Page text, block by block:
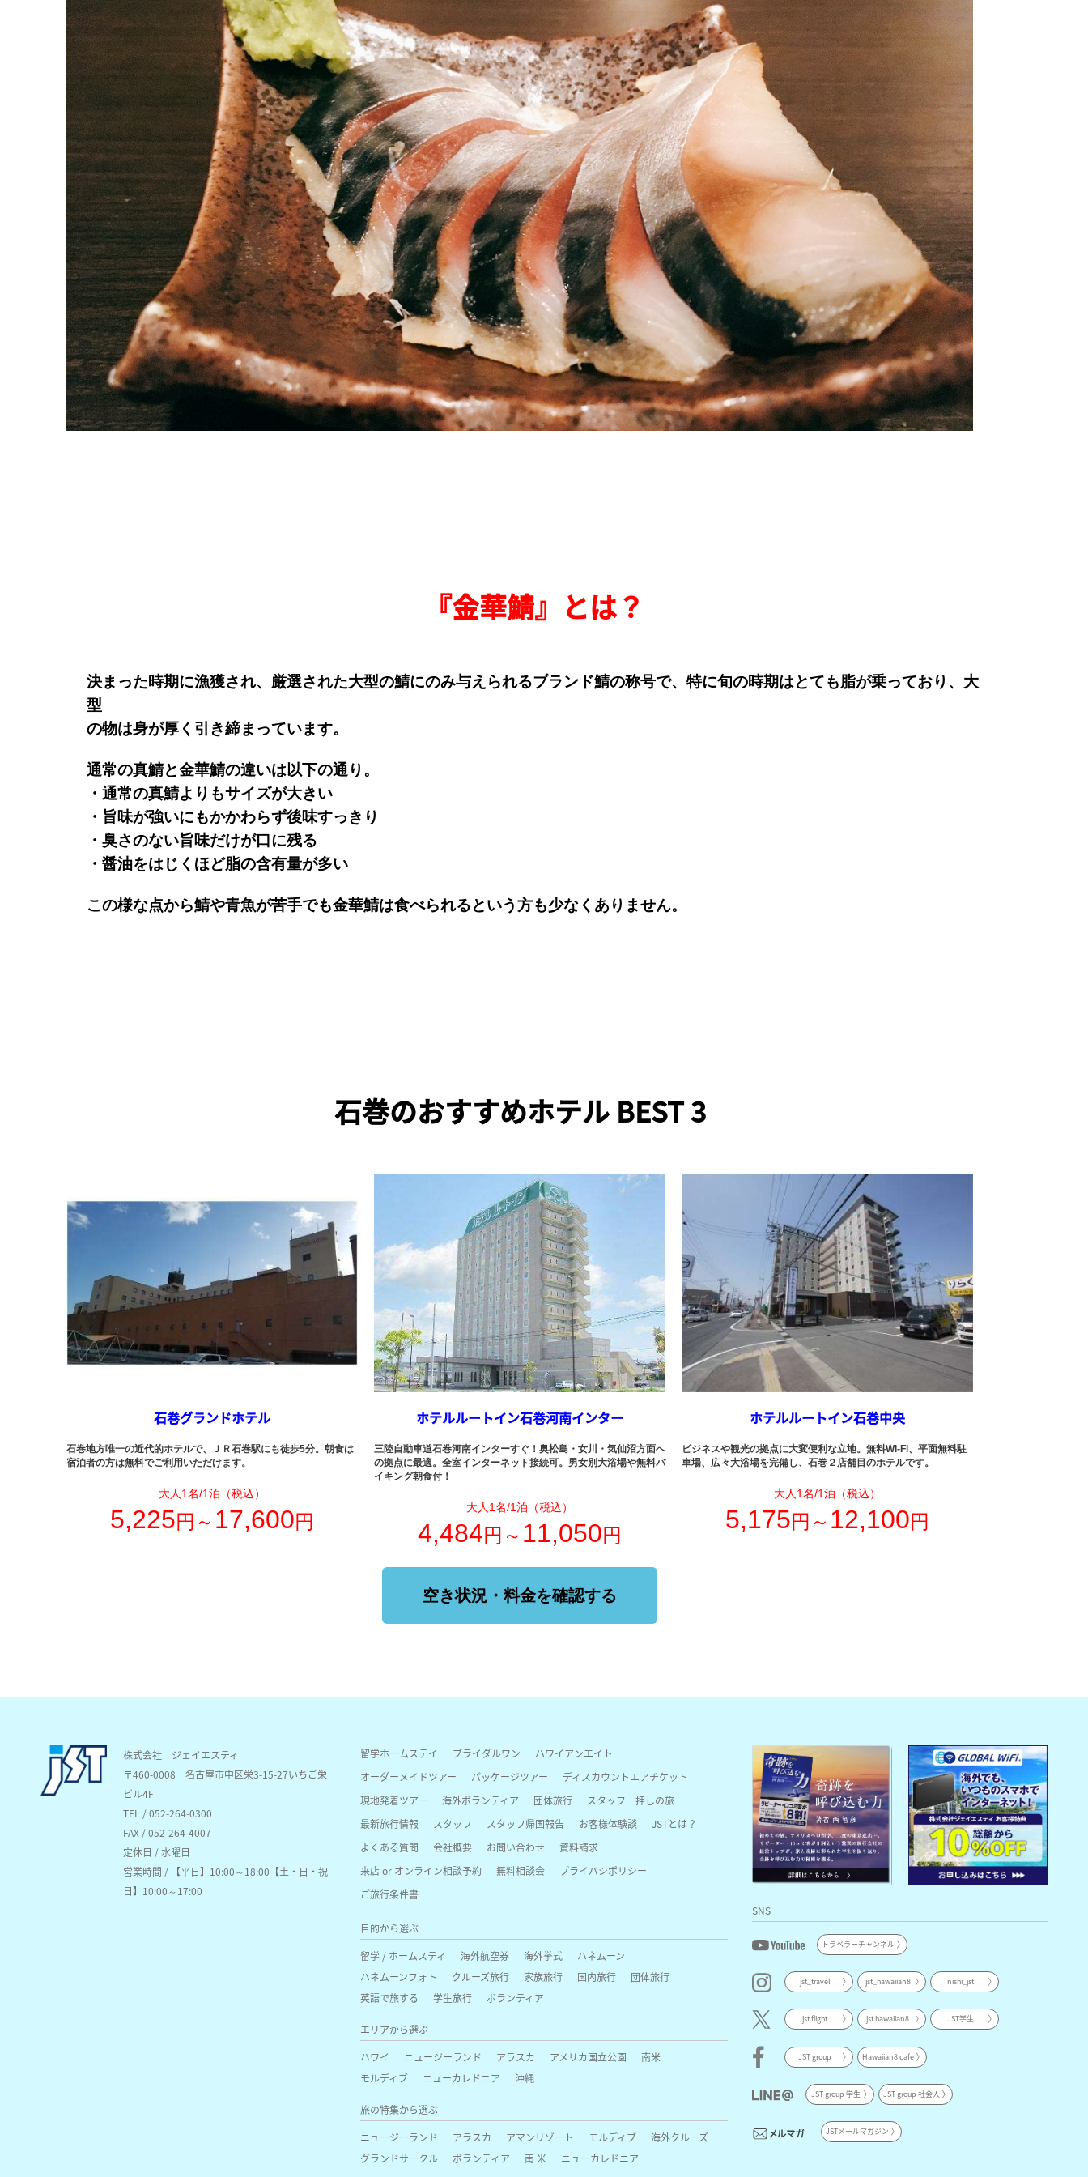
『金華鯖』とは？
決まった時期に漁獲され、 厳選された大型の鯖にのみ与えられるブランド鯖の称号で、特に旬の時期はとても脂が乗っており 、大
型
の物は身が厚く引き締まっています。
通常の真鯖と金華鯖の違いは以下の通り。
・通常の真鯖よりもサイズが大きい
・旨味が強いにもかかわらず後味すっきり
・臭さのない旨味だけが口に残る
・醤油をはじくほど脂の含有量が多い
この様な点から鯖や青魚が苦手でも金華鯖は食べられるという方も少なくありません。
石巻のおすすめホテル BEST 3
石巻グランドホテル
石巻地方唯一の近代的ホテルで、ＪＲ石巻駅にも徒歩5分。朝食は
宿泊者の方は無料でご利用いただけます。
大人1名/1泊（税込）
5,225円～ 17,600円
ホテルルートイン石巻河南インター
三陸自動車道石巻河南インターすぐ！奥松島・女川・気仙沼方面へ
の拠点に最適。全室インターネット接続可。男女別大浴場や無料バ
イキング朝食付！
大人1名/1泊（税込）
4,484円～ 11,050円
ホテルルートイン石巻中央
ビジネスや観光の拠点に大変便利な立地。無料Wi-Fi、平面無料駐
車場、広々大浴場を完備し、石巻２店舗目のホテルです。
大人1名/1泊（税込）
5,175円～ 12,100円
空き状況・料金を確認する
株式会社 ジェイエスティ
〒460-0008名古屋市中区栄3-15-27いちご栄
ビル4F
TEL / 052-264-0300
FAX / 052-264-4007
定休日 / 水曜日
営業時間 / 【平日】10:00～18:00【土・日・祝
日】10:00～17:00
留学ホームステイ ブライダルワン
ハワイアンエイト
オーダーメイドツアー
パッケージツアー
ディスカウントエアチケット
現地発着ツアー
海外ボランティア 団体旅行
スタッフ一押しの旅
最新旅行情報
スタッフ スタッフ帰国報告 お客様体験談
JSTとは？
よくある質問
会社概要 お問い合わせ
資料請求
来店 or オンライン相談予約
無料相談会
プライバシポリシー
ご旅行条件書
目的から選ぶ
留学 / ホームスティ
海外航空券 海外挙式
ハネムーン
ハネムーンフォト
クルーズ旅行 家族旅行 国内旅行
団体旅行
英語で旅する
学生旅行 ボランティア
エリアから選ぶ
ハワイ
ニュージーランド アラスカ アメリカ国立公園
南米
モルディブ
ニューカレドニア 沖縄
旅の特集から選ぶ
ニュージーランド
アラスカ アマンリゾート モルディブ
海外クルーズ
グランドサークル
ボランティア 南 米 ニューカレドニア
SNS
トラベラーチャンネル
jst_travel jst_hawaiian8 nishi_jst
jst flight jst hawaiian8 JST学生
JST group Hawaiian8 cafe
JST group 学生 JST group 社会人
JSTメールマガジン